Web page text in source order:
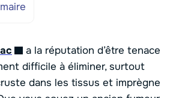
a la réputation d’être tenace
difficile à éliminer, surtout
dans les tissus et imprègne